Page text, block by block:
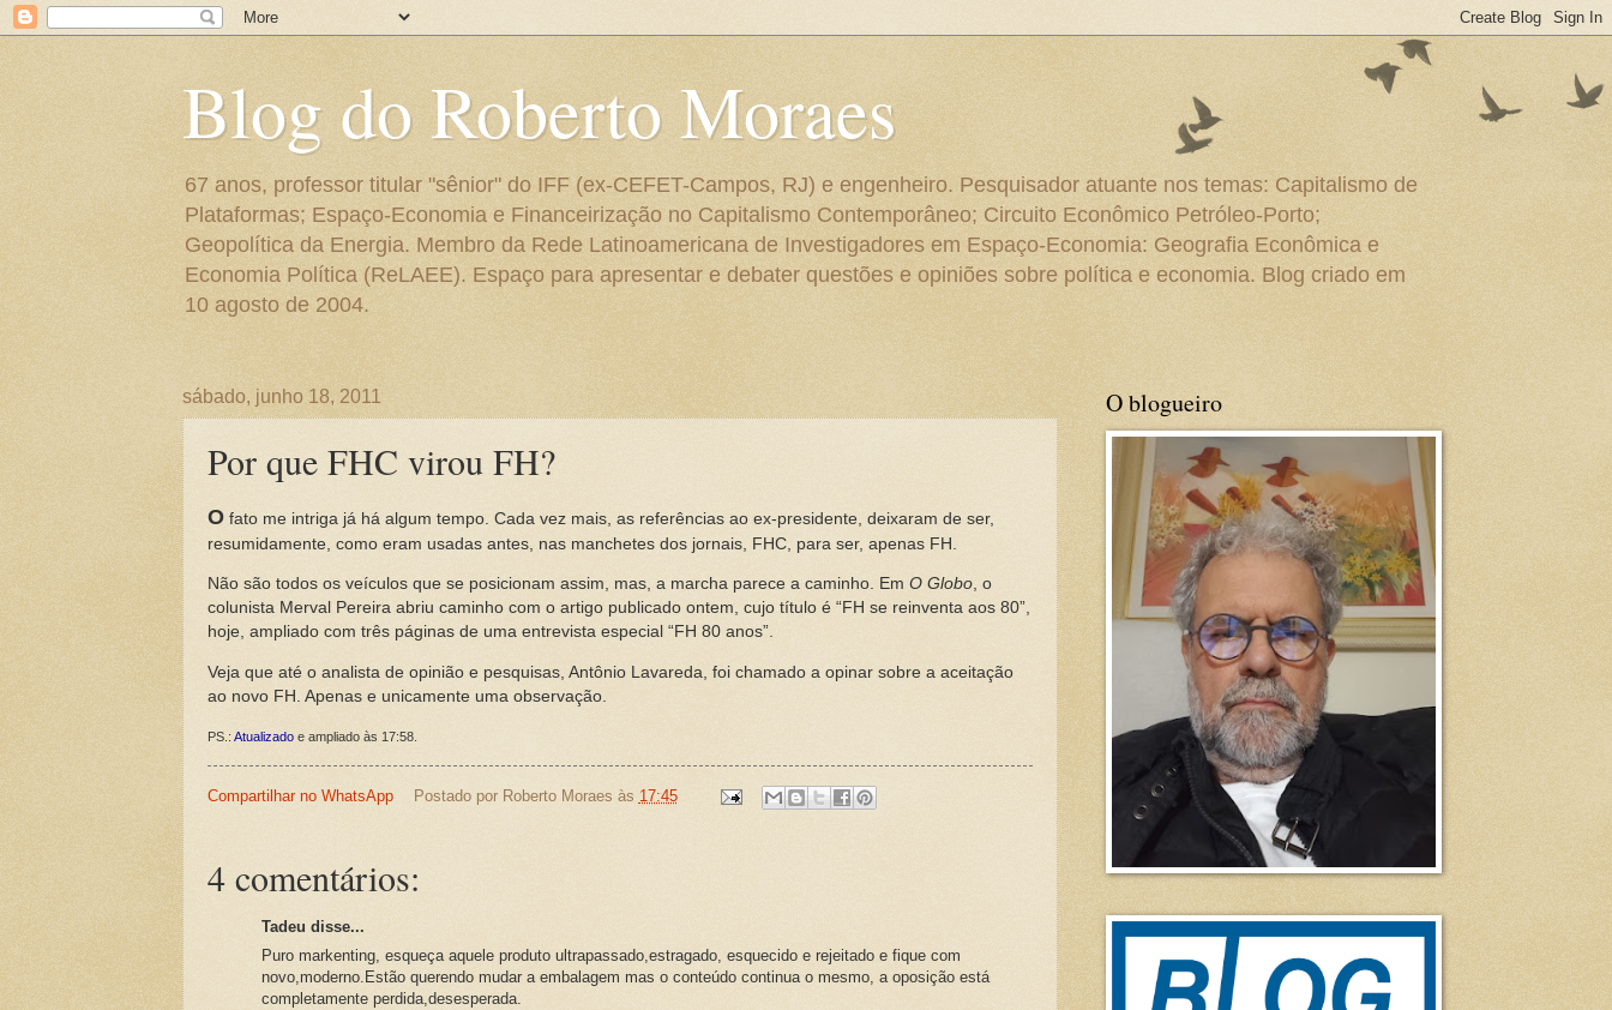
Blog do Roberto Moraes
67 anos, professor titular "sênior" do IFF (ex-CEFET-Campos, RJ) e engenheiro. Pesquisador atuante nos temas: Capitalismo de
Plataformas; Espaço-Economia e Financeirização no Capitalismo Contemporâneo; Circuito Econômico Petróleo-Porto;
Geopolítica da Energia. Membro da Rede Latinoamericana de Investigadores em Espaço-Economia: Geografia Econômica e
Economia Política (ReLAEE). Espaço para apresentar e debater questões e opiniões sobre política e economia. Blog criado em
10 agosto de 2004.
sábado, junho 18, 2011
Por que FHC virou FH?
O fato me intriga já há algum tempo. Cada vez mais, as referências ao ex-presidente, deixaram de ser,
resumidamente, como eram usadas antes, nas manchetes dos jornais, FHC, para ser, apenas FH.
Não são todos os veículos que se posicionam assim, mas, a marcha parece a caminho. Em O Globo, o
colunista Merval Pereira abriu caminho com o artigo publicado ontem, cujo título é “FH se reinventa aos 80”,
hoje, ampliado com três páginas de uma entrevista especial “FH 80 anos”.
Veja que até o analista de opinião e pesquisas, Antônio Lavareda, foi chamado a opinar sobre a aceitação
ao novo FH. Apenas e unicamente uma observação.
PS.: Atualizado e ampliado às 17:58.
Compartilhar no WhatsApp Postado por Roberto Moraes às 17:45
4 comentários:
Tadeu disse...
Puro markenting, esqueça aquele produto ultrapassado,estragado, esquecido e rejeitado e fique com
novo,moderno.Estão querendo mudar a embalagem mas o conteúdo continua o mesmo, a oposição está
completamente perdida,desesperada.
O blogueiro